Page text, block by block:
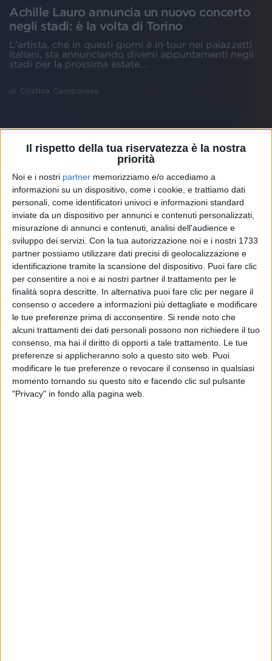
Il rispetto della tua riservatezza è la nostra
priorità
Noi e i nostri partner memorizziamo e/o accediamo a
informazioni su un dispositivo, come i cookie, e trattiamo dati
personali, come identificatori univoci e informazioni standard
inviate da un dispositivo per annunci e contenuti personalizzati,
misurazione di annunci e contenuti, analisi dell'audience e
sviluppo dei servizi. Con la tua autorizzazione noi e i nostri 1733
partner possiamo utilizzare dati precisi di geolocalizzazione e
identificazione tramite la scansione del dispositivo. Puoi fare clic
per consentire a noi e ai nostri partner il trattamento per le
finalità sopra descritte. In alternativa puoi fare clic per negare il
consenso o accedere a informazioni più dettagliate e modificare
le tue preferenze prima di acconsentire. Si rende noto che
alcuni trattamenti dei dati personali possono non richiedere il tuo
consenso, ma hai il diritto di opporti a tale trattamento. Le tue
preferenze si applicheranno solo a questo sito web. Puoi
modificare le tue preferenze o revocare il consenso in qualsiasi
momento tornando su questo sito e facendo clic sul pulsante
"Privacy" in fondo alla pagina web.
Achille Lauro annuncia un nuovo concerto
negli stadi: è la volta di Torino
L'artista, che in questi giorni è in tour nei palazzetti
italiani, sta annunciando diversi appuntamenti negli
stadi per la prossima estate...
di Cristina Camporese
Per Sempre Noi